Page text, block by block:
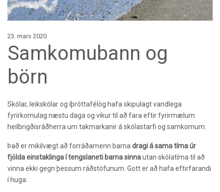
23. mars 2020
Samkomubann og
börn
Skólar, leikskólar og íþróttafélög hafa skipulagt vandlega
fyrirkomulag næstu daga og vikur til að fara eftir fyrirmælum
heilbrigðisráðherra um takmarkanir á skólastarfi og samkomum.
Það er mikilvægt að forráðamenn barnadragi á sama tíma úr
fjölda einstaklinga í tengslaneti barna sinnautan skólatíma til að
vinna ekki gegn þessum ráðstöfunum. Gott er að hafa eftirfarandi
í huga: